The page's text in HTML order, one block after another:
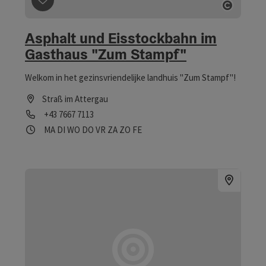
Bijdrage aankruisen : Asphalt und Eisstockbahn im
Asphalt und Eisstockbahn im
Gasthaus "Zum Stampf"
Welkom in het gezinsvriendelijke landhuis "Zum Stampf"!
Straß im Attergau
Telefoon
+43 7667 7113
Openingstijden
MA maandag geopend
DI dinsdag geopend
WO woensdag geopend
DO donderdag geopend
VR vrijdag geopend
ZA zaterdag geopend
ZO zondag geopend
FEop feestdag geopend